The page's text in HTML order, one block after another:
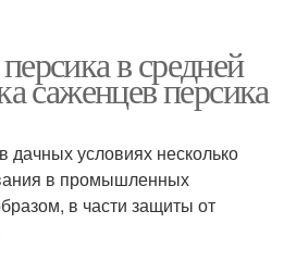
в средней
саженцев персика
условиях несколько
в промышленных
в части защиты от